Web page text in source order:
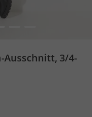
Ausschnitt, 3/4-